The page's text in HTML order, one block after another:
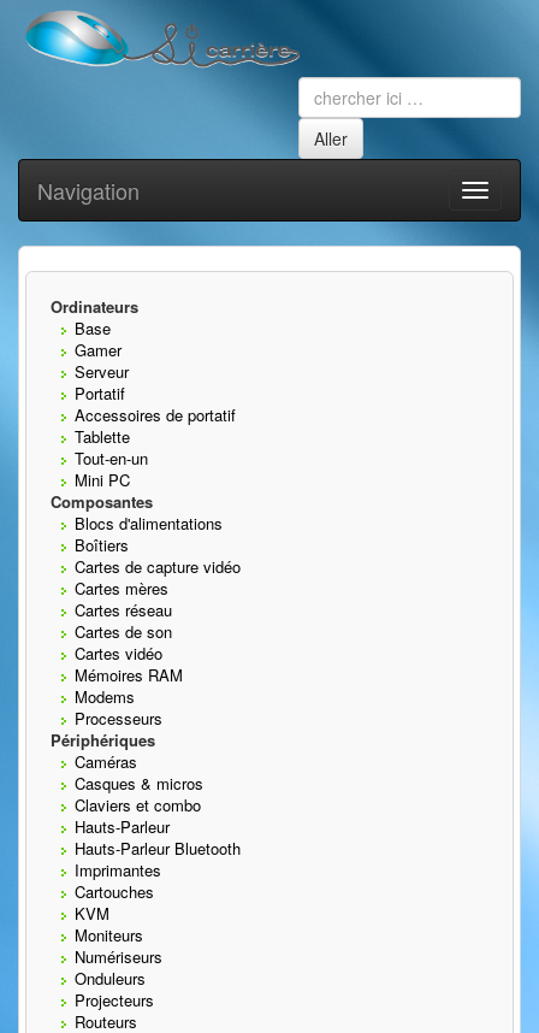
Toggle
Navigation
Ordinateurs
Base
Gamer
Serveur
Portatif
Accessoires de portatif
Tablette
Tout-en-un
Mini PC
Composantes
Blocs d'alimentations
Boîtiers
Cartes de capture vidéo
Cartes mères
Cartes réseau
Cartes de son
Cartes vidéo
Mémoires RAM
Modems
Processeurs
Périphériques
Caméras
Casques & micros
Claviers et combo
Hauts-Parleur
Hauts-Parleur Bluetooth
Imprimantes
Cartouches
KVM
Moniteurs
Numériseurs
Onduleurs
Projecteurs
Routeurs